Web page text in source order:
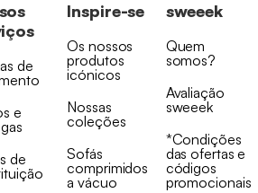
de
e
de
Inspire-se
Os nossos
produtos
icónicos
Nossas
coleções
Sofás
comprimidos
a vácuo
sweeek
Quem
somos?
Avaliação
sweeek
*Condições
das ofertas e
códigos
promocionais